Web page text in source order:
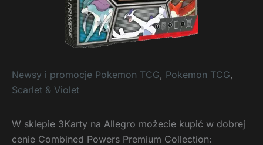
Newsy i promocje Pokemon TCG, Pokemon TCG,
Scarlet & Violet
W sklepie 3Karty na Allegro możecie kupić w dobrej
cenie Combined Powers Premium Collection: